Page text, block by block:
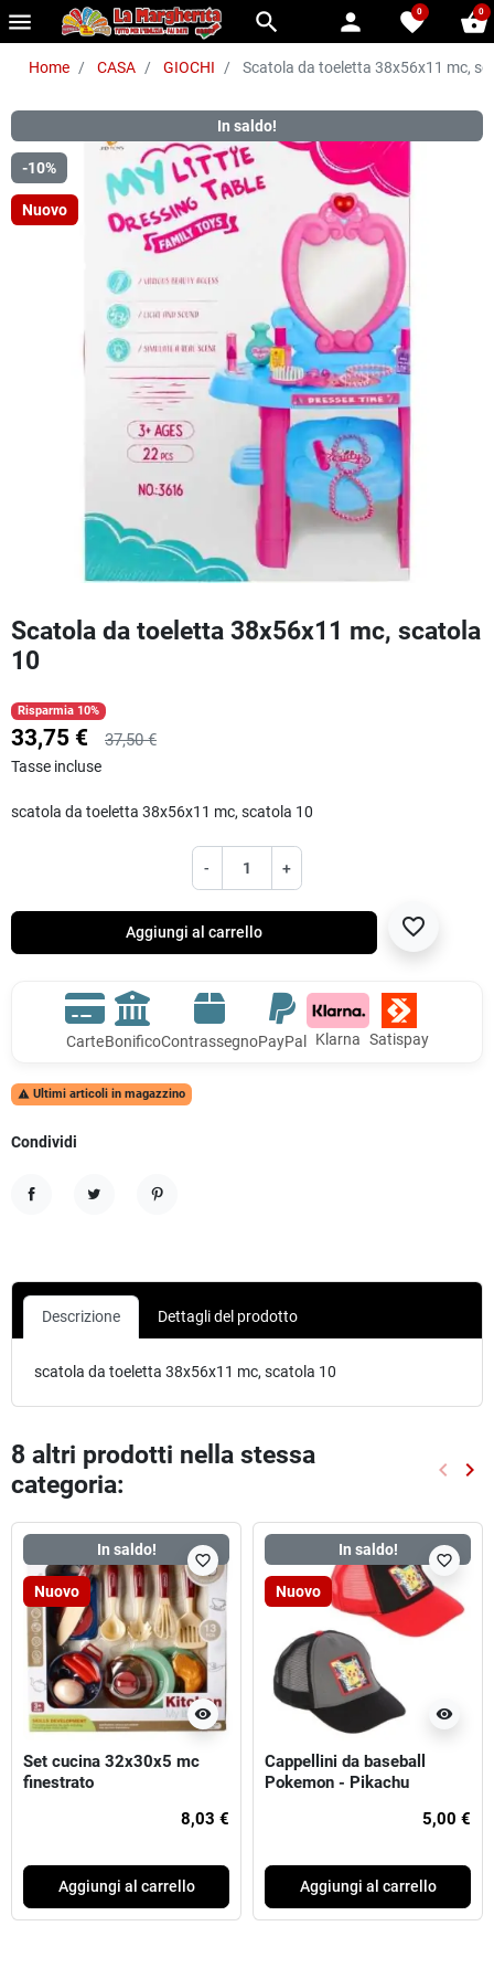
menu search person favorite
0 shopping_basket
0
Home CASA GIOCHI Scatola da toeletta 38x56x11 mc,
In saldo!
-10%
Nuovo
Scatola da toeletta 38x56x11 mc, scatola
10
Risparmia 10%
33,75 € 37,50 €
Tasse incluse
scatola da toeletta 38x56x11 mc, scatola 10
- +
Aggiungi al carrello favorite_border
CarteBonificoContrassegnoPayPal Klarna Satispay
 Ultimi articoli in magazzino
Condividi
Descrizione Dettagli del prodotto
scatola da toeletta 38x56x11 mc, scatola 10
8 altri prodotti nella stessa
categoria:
keyboard_arrow_left keyboard_arrow_right
In saldo!
Nuovo
visibility
favorite_border
Set cucina 32x30x5 mc
finestrato
8,03 €
Aggiungi al carrello
In saldo!
Nuovo
visibility
favorite_border
Cappellini da baseball
Pokemon - Pikachu
5,00 €
Aggiungi al carrello